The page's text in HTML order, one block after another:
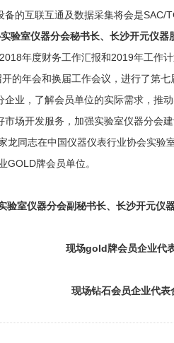
的互联互通及数据采集将会是SAC/
验室仪器分会秘书长、长沙开元仪器
年度财务工作汇报和2019年工作计
年会和换届工作会议，进行了第
业，了解会员单位的实际需求，
场开发服务，加强实验室仪器分会建
同志在中国仪器仪表行业协会实验
牌会员单位。
验室仪器分会副秘书长、长沙开元仪
现场gold牌会员企业代
现场钻石会员企业代表